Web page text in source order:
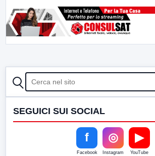
CERCA
SEGUICI SUI SOCIAL
f
Facebook
◎
Instagram
▶
YouTube